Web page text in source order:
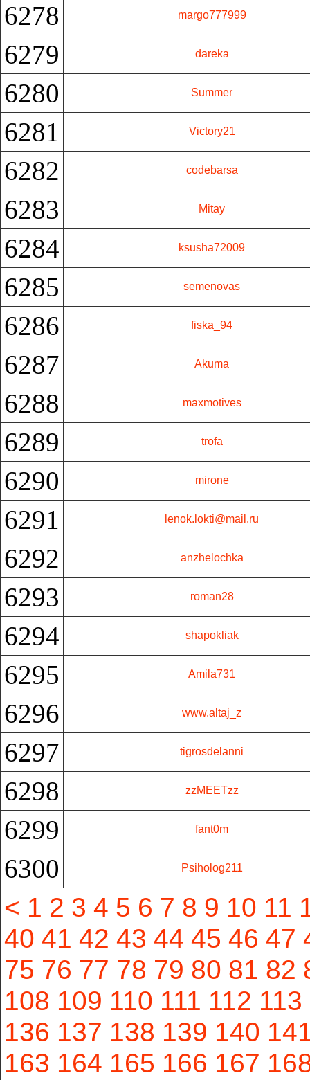
6278 margo777999
6279 dareka
6280 Summer
6281 Victory21
6282 codebarsa
6283 Mitay
6284 ksusha72009
6285 semenovas
6286 fiska_94
6287 Akuma
6288 maxmotives
6289 trofa
6290 mirone
6291 lenok.lokti@mail.ru
6292 anzhelochka
6293 roman28
6294 shapokliak
6295 Amila731
6296 www.altaj_z
6297 tigrosdelanni
6298 zzMEETzz
6299 fant0m
6300 Psiholog211
< 1 2 3 4 5 6 7 8 9 10 11
40 41 42 43 44 45 46 47
75 76 77 78 79 80 81 82
108 109 110 111 112 113
136 137 138 139 140
163 164 165 166 167